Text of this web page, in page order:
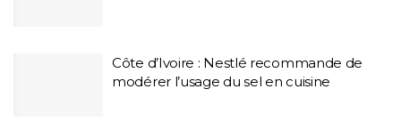
Côte d’Ivoire : Nestlé recommande de
modérer l’usage du sel en cuisine